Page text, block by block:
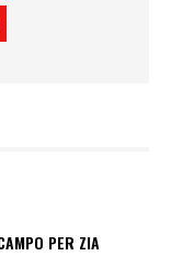
PER ZIA